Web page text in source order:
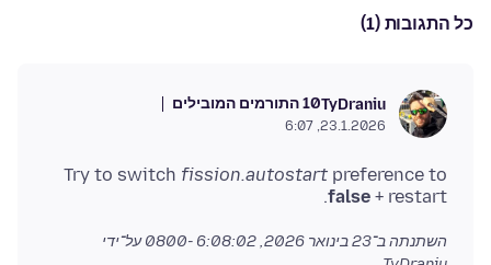
כל התגובות (1)
TyDraniu10 התורמים המובילים
23.1.2026, 6:07
Try to switch fission.autostart preference to
false + restart.
השתנתה ב־23 בינואר 2026, 6:08:02 -0800
על־ידי